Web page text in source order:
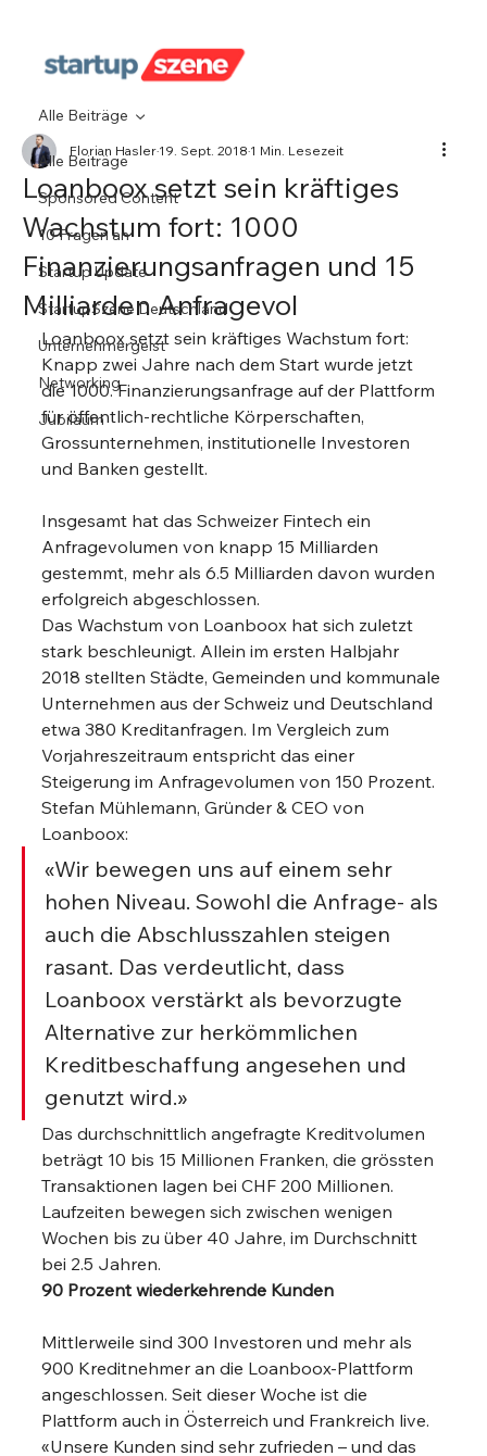
Alle Beiträge
Sponsored Content
10 Fragen an
Startup Update
StartupSzene Deutschland
Unternehmergeist
Networking
Jubiläum
Alle Beiträge
Loanboox setzt sein kräftiges
Wachstum fort: 1000
Finanzierungsanfragen und 15
Milliarden Anfragevol
Florian Hasler19. Sept. 20181 Min. Lesezeit
Loanboox setzt sein kräftiges Wachstum fort:
Knapp zwei Jahre nach dem Start wurde jetzt
die 1000. Finanzierungsanfrage auf der Plattform
für öffentlich-rechtliche Körperschaften,
Grossunternehmen, institutionelle Investoren
und Banken gestellt.
Insgesamt hat das Schweizer Fintech ein
Anfragevolumen von knapp 15 Milliarden
gestemmt, mehr als 6.5 Milliarden davon wurden
erfolgreich abgeschlossen.
Das Wachstum von Loanboox hat sich zuletzt
stark beschleunigt. Allein im ersten Halbjahr
2018 stellten Städte, Gemeinden und kommunale
Unternehmen aus der Schweiz und Deutschland
etwa 380 Kreditanfragen. Im Vergleich zum
Vorjahreszeitraum entspricht das einer
Steigerung im Anfragevolumen von 150 Prozent.
Stefan Mühlemann, Gründer & CEO von
Loanboox:
«Wir bewegen uns auf einem sehr
hohen Niveau. Sowohl die Anfrage- als
auch die Abschlusszahlen steigen
rasant. Das verdeutlicht, dass
Loanboox verstärkt als bevorzugte
Alternative zur herkömmlichen
Kreditbeschaffung angesehen und
genutzt wird.»
Das durchschnittlich angefragte Kreditvolumen
beträgt 10 bis 15 Millionen Franken, die grössten
Transaktionen lagen bei CHF 200 Millionen.
Laufzeiten bewegen sich zwischen wenigen
Wochen bis zu über 40 Jahre, im Durchschnitt
bei 2.5 Jahren.
90 Prozent wiederkehrende Kunden
Mittlerweile sind 300 Investoren und mehr als
900 Kreditnehmer an die Loanboox-Plattform
angeschlossen. Seit dieser Woche ist die
Plattform auch in Österreich und Frankreich live.
«Unsere Kunden sind sehr zufrieden – und das